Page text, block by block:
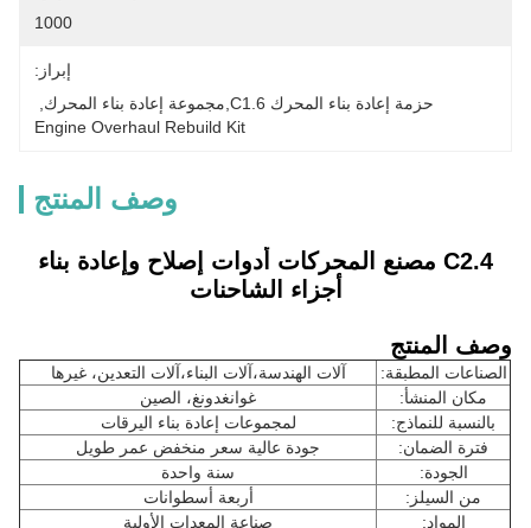
1000
إبراز:
حزمة إعادة بناء المحرك C1.6,مجموعة إعادة بناء المحرك
Engine Overhaul Rebuild Kit
وصف المنتج
C2.4 مصنع المحركات أدوات إصلاح وإعادة بناء
أجزاء الشاحنات
وصف المنتج
الصناعات المطبقة:
آلات الهندسة،آلات البناء،آلات التعدين، غيرها
مكان المنشأ:
غوانغدونغ، الصين
بالنسبة للنماذج:
لمجموعات إعادة بناء اليرقات
فترة الضمان:
جودة عالية سعر منخفض عمر طويل
الجودة:
سنة واحدة
من السيلز:
أربعة أسطوانات
المواد:
صناعة المعدات الأولية